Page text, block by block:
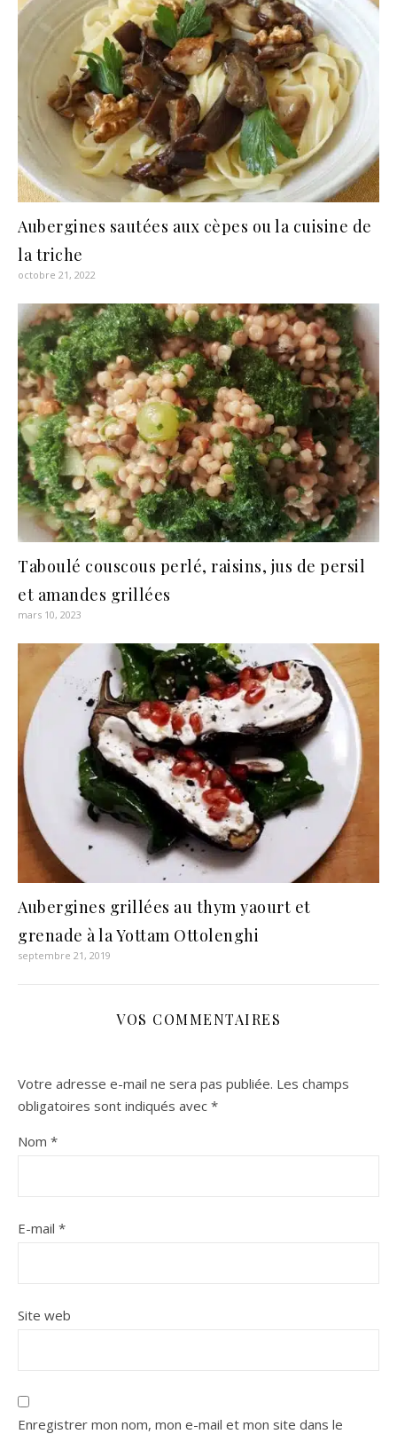
Aubergines sautées aux cèpes ou la cuisine de
la triche
octobre 21, 2022
Taboulé couscous perlé, raisins, jus de persil
et amandes grillées
mars 10, 2023
Aubergines grillées au thym yaourt et
grenade à la Yottam Ottolenghi
septembre 21, 2019
VOS COMMENTAIRES
Votre adresse e-mail ne sera pas publiée. Les champs
obligatoires sont indiqués avec *
Nom *
E-mail *
Site web
Enregistrer mon nom, mon e-mail et mon site dans le